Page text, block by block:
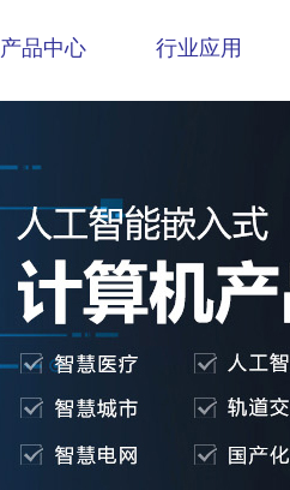
产品中心 行业应用